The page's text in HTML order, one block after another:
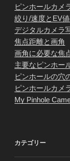
ピンホールカメ
絞り/速度とEV
デジタルカメラ
焦点距離と画角
画角に必要な焦
主要なピンホー
ピンホールの穴
ピンホールカメ
My Pinhole
カテゴリー